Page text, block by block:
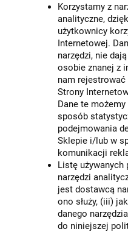
Korzystamy z
analityczne,
użytkownicy
Internetowej.
narzędzi, nie
osobie znanej z
nam
Strony
Dane te
sposób
podejmowania
Sklepie i/lub w
komunikacji
Listę używanych
narzędzi
jest dostawcą
ono służy, (iii)
danego
do niniejszej